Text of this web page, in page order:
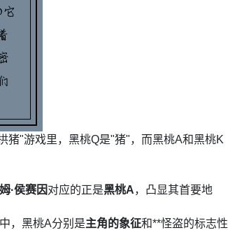
猪"游戏里，黑桃Q是"猪"，而黑桃A和黑桃K
·侯赛因对应的正是黑桃A，凸显其首要地
，黑桃A分别是主角的象征和**怪盗的标志性